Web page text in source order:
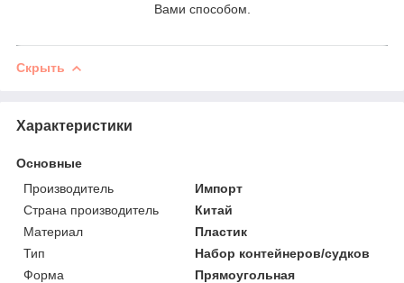
Вами способом.
Скрыть
Характеристики
Основные
Производитель
Импорт
Страна производитель
Китай
Материал
Пластик
Тип
Набор контейнеров/судков
Форма
Прямоугольная